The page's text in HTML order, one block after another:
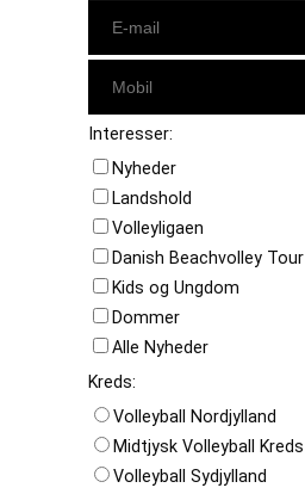
Interesser:
Nyheder
Landshold
Volleyligaen
Danish Beachvolley Tour
Kids og Ungdom
Dommer
Alle Nyheder
Kreds:
Volleyball Nordjylland
Midtjysk Volleyball Kreds
Volleyball Sydjylland